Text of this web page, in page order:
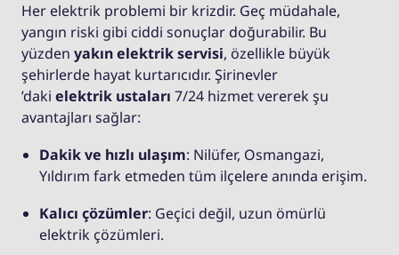
Her elektrik problemi bir krizdir. Geç müdahale,
yangın riski gibi ciddi sonuçlar doğurabilir. Bu
yüzden yakın elektrik servisi, özellikle büyük
şehirlerde hayat kurtarıcıdır. Şirinevler
’daki elektrik ustaları 7/24 hizmet vererek şu
avantajları sağlar:
Dakik ve hızlı ulaşım: Nilüfer, Osmangazi,
Yıldırım fark etmeden tüm ilçelere anında erişim.
Kalıcı çözümler: Geçici değil, uzun ömürlü
elektrik çözümleri.